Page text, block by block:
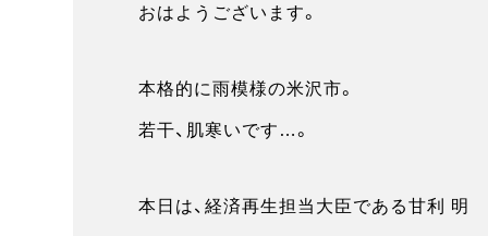
おはようございます。
本格的に雨模様の米沢市。
若干、肌寒いです…。
本日は、経済再生担当大臣である甘利 明